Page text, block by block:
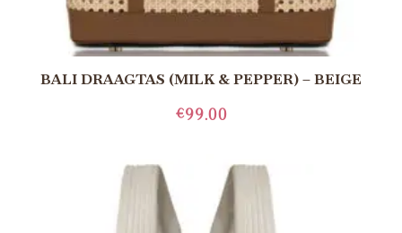
BALI DRAAGTAS (MILK & PEPPER) – BEIGE
€99.00